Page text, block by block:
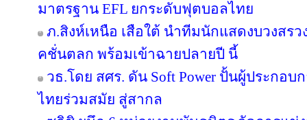
มาตรฐาน EFL ยกระดับฟุตบอลไทย
ภ.สิงห์เหนือ เสือใต้ นำทีมนักแสดงบวงสร
คชั่นตลก พร้อมเข้าฉายปลายปี นี้
วธ.โดย สศร. ดัน Soft Power ปั้นผู้ประกอ
ไทยร่วมสมัย สู่สากล